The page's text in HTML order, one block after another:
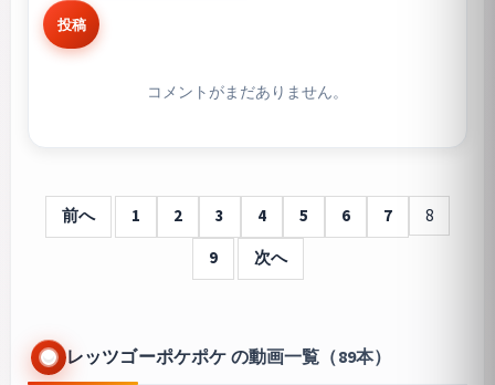
投稿
コメントがまだありません。
前へ 1 2 3 4 5 6 7
8
9
次へ
レッツゴーポケポケ の動画一覧（89本）